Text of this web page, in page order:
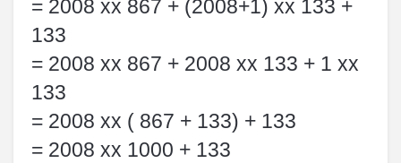
= 2008 xx 867 + (2008+1) xx 133 +
133
= 2008 xx 867 + 2008 xx 133 + 1 xx
133
= 2008 xx ( 867 + 133) + 133
= 2008 xx 1000 + 133